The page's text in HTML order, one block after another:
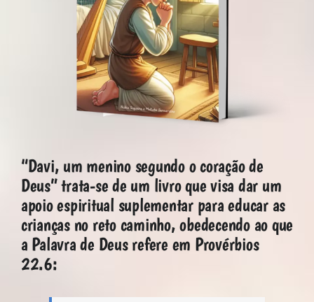
“Davi, um menino segundo o coração de
Deus” trata-se de um livro que visa dar um
apoio espiritual suplementar para educar as
crianças no reto caminho, obedecendo ao que
a Palavra de Deus refere em Provérbios
22.6: